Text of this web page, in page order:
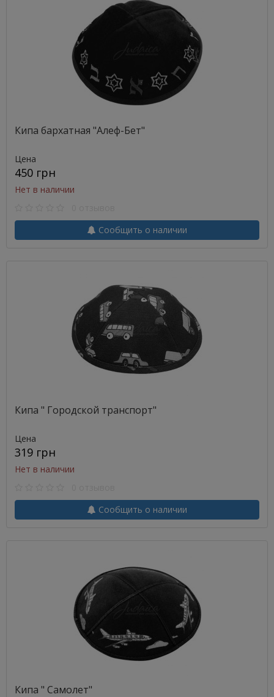
Кипа бархатная "Алеф-Бет"
Цена
450 грн
Нет в наличии
Сообщить о наличии
Кипа " Городской транспорт"
Цена
319 грн
Нет в наличии
Сообщить о наличии
Кипа " Самолет"